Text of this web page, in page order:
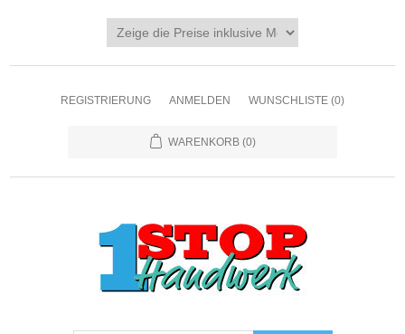
REGISTRIERUNG ANMELDEN WUNSCHLISTE (0)
WARENKORB (0)